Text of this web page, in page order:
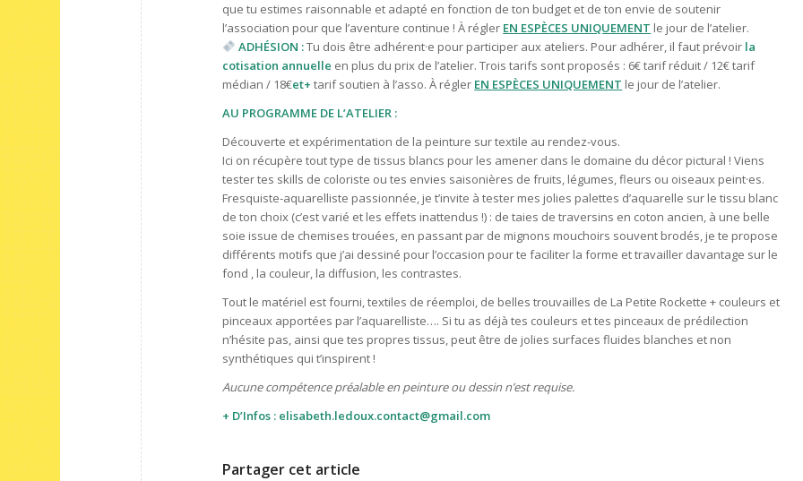
que tu estimes raisonnable et adapté en fonction de ton budget et de ton envie de soutenir
l’association pour que l’aventure continue ! À régler EN ESPÈCES UNIQUEMENT le jour de l’atelier.
ADHÉSION :Tu dois être adhérent·e pour participer aux ateliers. Pour adhérer, il faut prévoir la
cotisation annuelle en plus du prix de l’atelier. Trois tarifs sont proposés : 6€ tarif réduit / 12€ tarif
médian / 18€et+ tarifsoutien à l’asso. À régler EN ESPÈCES UNIQUEMENT le jour de l’atelier.
AU PROGRAMME DE L’ATELIER :
Découverte et expérimentation de la peinture sur textile au rendez-vous.
Ici on récupère tout type de tissus blancs pour les amener dans le domaine du décor pictural ! Viens
tester tes skills de coloriste ou tes envies saisonières de fruits, légumes, fleurs ou oiseaux peint·es.
Fresquiste-aquarelliste passionnée, je t’invite à tester mes jolies palettes d’aquarelle sur le tissu blanc
de ton choix (c’est varié et les effets inattendus !) : de taies de traversins en coton ancien, à une belle
soie issue de chemises trouées, en passant par de mignons mouchoirs souvent brodés, je te propose
différents motifs que j’ai dessiné pour l’occasion pour te faciliter la forme et travailler davantage sur le
fond , la couleur, la diffusion, les contrastes.
Tout le matériel est fourni, textiles de réemploi, de belles trouvailles de La Petite Rockette + couleurs et
pinceaux apportées par l’aquarelliste…. Si tu as déjà tes couleurs et tes pinceaux de prédilection
n’hésite pas, ainsi que tes propres tissus, peut être de jolies surfaces fluides blanches et non
synthétiques qui t’inspirent !
Aucune compétence préalable en peinture ou dessin n’est requise.
+ D’Infos : elisabeth.ledoux.contact@gmail.com
Partager cet article